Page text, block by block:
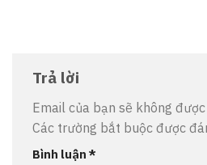
Trả lời
Email của bạn sẽ không
Các trường bắt buộc được
Bình luận *